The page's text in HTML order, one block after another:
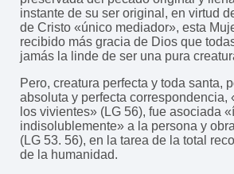
instante de su ser original, en virtud
de Cristo «único mediador», esta
recibido más gracia de Dios que
jamás la linde de ser una pura
Pero, creatura perfecta y toda santa,
absoluta y perfecta correspondencia,
los vivientes» (LG 56), fue asociada
indisolublemente» a la persona y
(LG 53. 56), en la tarea de la total
de la humanidad.